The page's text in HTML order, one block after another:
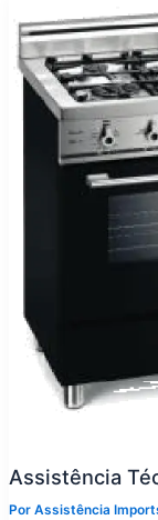
Assistência
Por Assistência